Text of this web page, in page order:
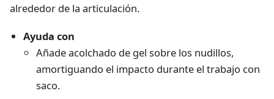
alrededor de la articulación.
Ayuda con
Añade acolchado de gel sobre los nudillos,
amortiguando el impacto durante el trabajo con
saco.